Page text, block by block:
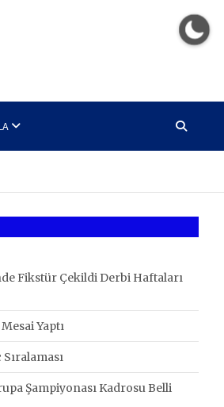
Fikstür Çekildi Derbi Haftaları
Yaptı
Şampiyonası Kadrosu Belli